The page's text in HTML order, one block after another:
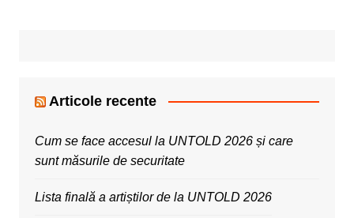
Articole recente
Cum se face accesul la UNTOLD 2026 și care
sunt măsurile de securitate
Lista finală a artiștilor de la UNTOLD 2026